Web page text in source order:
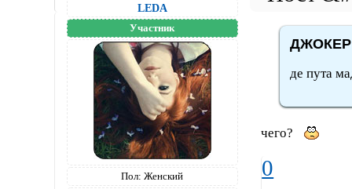
LEDA
Участник
Пол: Женский
ДЖОКЕР
де пута
чего?
0